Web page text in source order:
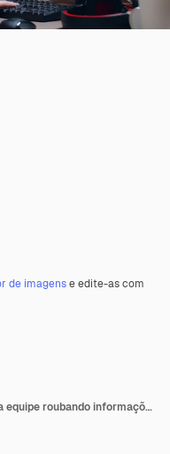
de imagense edite-as com
Hacker feminina organizada e sua equipe roubando informações de servidores do governo usando supercomputadores.